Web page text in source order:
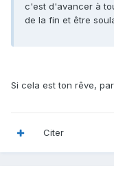
c'est d'avancer à
de la fin et être
Si cela est ton rêve,
Citer